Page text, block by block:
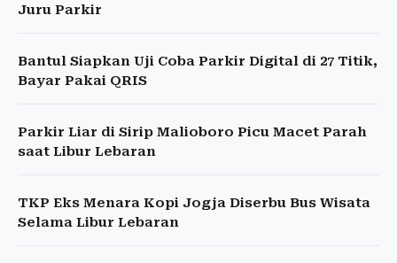
Juru Parkir
Bantul Siapkan Uji Coba Parkir Digital di 27 Titik,
Bayar Pakai QRIS
Parkir Liar di Sirip Malioboro Picu Macet Parah
saat Libur Lebaran
TKP Eks Menara Kopi Jogja Diserbu Bus Wisata
Selama Libur Lebaran